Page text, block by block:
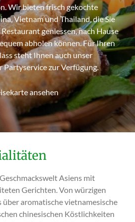
Wir bieten frisch gekochte
Vietnam und Thailand, die Sie
geniessen, nach Hause
abholen können. Für Ihren
steht Ihnen auch unser
zur Verfügung.
ansehen
Asiens mit
Gerichten. Von würzigen
aromatische vietnamesische
chinesischen Köstlichkeiten